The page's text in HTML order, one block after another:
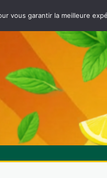
vous garantir la meilleure